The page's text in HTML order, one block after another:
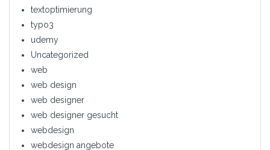
textoptimierung
typo3
udemy
Uncategorized
web
web design
web designer
web designer gesucht
webdesign
webdesign angebote